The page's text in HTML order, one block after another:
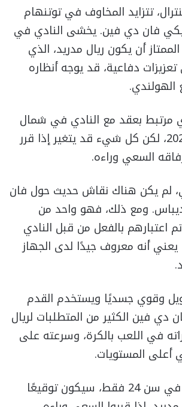
تتزايد المخاوف في توتنهام
فان دي فين. يخشى النادي في
أن يكون ريال مدريد، الذي
دفاعية، قد يوجه أنظاره
الهولندي.
مرتبط بعقد مع النادي في شمال
لندن حتى عام 2029، لكن كل شيء قد يتغير إذا قرر
السعي وراءه.
لم يكن هناك نقاش حديث حول فان
ومع ذلك، فهو واحد من
اعتبارهم بالفعل من قبل النادي
أنه معروف جيدًا لدى الجهاز
وقوي جسديًا ويستخدم القدم
دي فين الكثير من المتطلبات لريال
في اللعب بالكرة، وسرعته على
أعلى المستويات.
علاوة على ذلك، في سن 24 فقط، سيكون توقيعًا